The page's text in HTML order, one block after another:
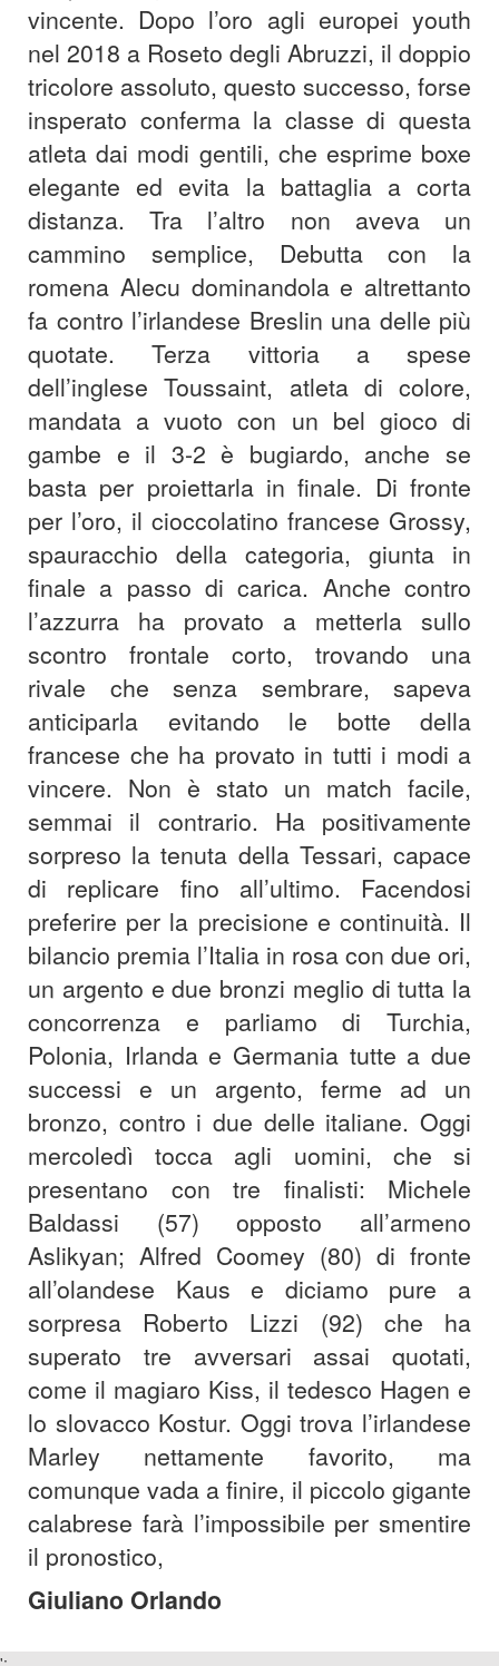
vincente. Dopo l’oro agli europei youth
nel 2018 a Roseto degli Abruzzi, il doppio
tricolore assoluto, questo successo, forse
insperato conferma la classe di questa
atleta dai modi gentili, che esprime boxe
elegante ed evita la battaglia a corta
distanza. Tra l’altro non aveva un
cammino semplice, Debutta con la
romena Alecu dominandola e altrettanto
fa contro l’irlandese Breslin una delle più
quotate. Terza vittoria a spese
dell’inglese Toussaint, atleta di colore,
mandata a vuoto con un bel gioco di
gambe e il 3-2 è bugiardo, anche se
basta per proiettarla in finale. Di fronte
per l’oro, il cioccolatino francese Grossy,
spauracchio della categoria, giunta in
finale a passo di carica. Anche contro
l’azzurra ha provato a metterla sullo
scontro frontale corto, trovando una
rivale che senza sembrare, sapeva
anticiparla evitando le botte della
francese che ha provato in tutti i modi a
vincere. Non è stato un match facile,
semmai il contrario. Ha positivamente
sorpreso la tenuta della Tessari, capace
di replicare fino all’ultimo. Facendosi
preferire per la precisione e continuità. Il
bilancio premia l’Italia in rosa con due ori,
un argento e due bronzi meglio di tutta la
concorrenza e parliamo di Turchia,
Polonia, Irlanda e Germania tutte a due
successi e un argento, ferme ad un
bronzo, contro i due delle italiane. Oggi
mercoledì tocca agli uomini, che si
presentano con tre finalisti: Michele
Baldassi (57) opposto all’armeno
Aslikyan; Alfred Coomey (80) di fronte
all’olandese Kaus e diciamo pure a
sorpresa Roberto Lizzi (92) che ha
superato tre avversari assai quotati,
come il magiaro Kiss, il tedesco Hagen e
lo slovacco Kostur. Oggi trova l’irlandese
Marley nettamente favorito, ma
comunque vada a finire, il piccolo gigante
calabrese farà l’impossibile per smentire
il pronostico,
Giuliano Orlando